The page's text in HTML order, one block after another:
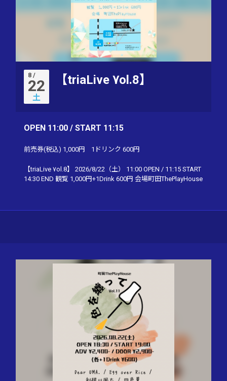
8 /
22
土
【triaLive ٧ol.8】
OPEN 11:00 / START 11:15
前売券(税込) 1,000円 1ドリンク 600円
【triaLive ٧ol.8】 2026/8/22（土） 11:00 OPEN / 11:15 START
14:30 END 観覧 1,000円+1Drink 600円 会場町田ThePlayHouse